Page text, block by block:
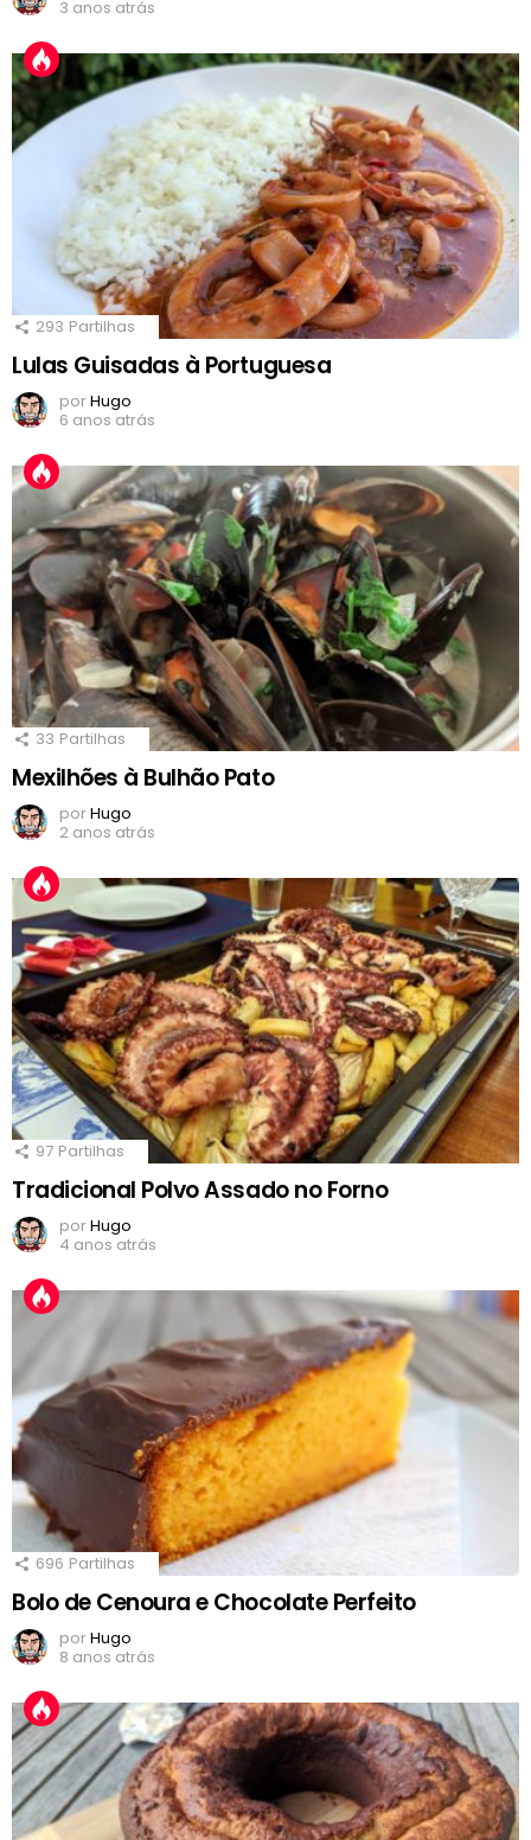
3 anos atrás
293 Partilhas
Lulas Guisadas à Portuguesa
porHugo
6 anos atrás
33 Partilhas
Mexilhões à Bulhão Pato
porHugo
2 anos atrás
97 Partilhas
Tradicional Polvo Assado no Forno
porHugo
4 anos atrás
696 Partilhas
Bolo de Cenoura e Chocolate Perfeito
porHugo
8 anos atrás